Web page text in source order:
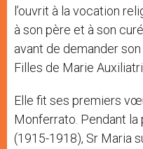
l’ouvrit à la vocation
à son père et à son
avant de demander
Filles de Marie
Elle fit ses premiers
Monferrato. Pendant
(1915-1918), Sr Maria